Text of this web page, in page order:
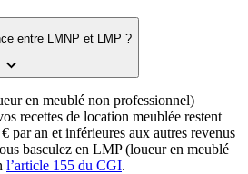
entre LMNP et LMP ?
en meublé non professionnel)
recettes de location meublée restent
par an et inférieures aux autres revenus
basculez en LMP (loueur en meublé
l’article 155 du CGI.